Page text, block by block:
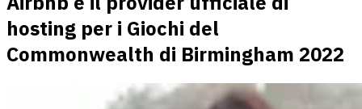
hosting per i Giochi del
Commonwealth di Birmingham 2022